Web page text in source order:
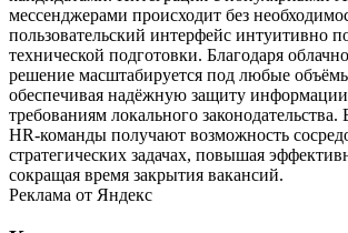
мессенджерами происходит без
пользовательский интерфейс интуитивно
технической подготовки. Благодаря
решение масштабируется под любые
обеспечивая надёжную защиту информации
требованиям локального законодательства.
HR‑команды получают возможность
стратегических задачах, повышая
сокращая время закрытия вакансий.
Реклама от Яндекс